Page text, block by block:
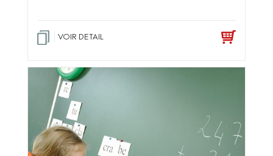
VOIR DETAIL